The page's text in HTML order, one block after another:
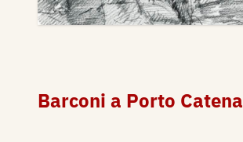
Barconi a Porto Catena